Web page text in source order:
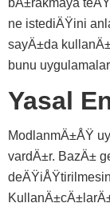
bÄ±rakmaya
ne istediÄŸini
sayÄ±da
bunu
Yasal
ModlanmÄ±ÅŸ
vardÄ±r. BazÄ±